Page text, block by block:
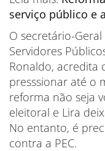
serviço público e
O secretário-
Servidores
Ronaldo, acredita
presssionar até o
reforma não seja
eleitoral e Lira
No entanto, é
contra a PEC.